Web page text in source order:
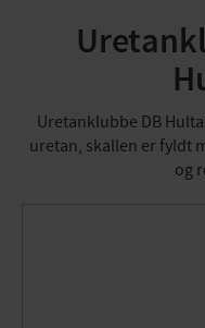
Uretanklubbe DB
uretan, skallen er fyldt
og